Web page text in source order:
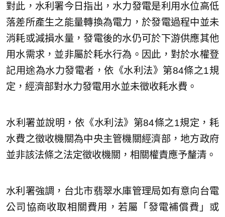
對此，水利署今日指出，水力發電是利用水位高低
落差所產生之能量轉換為電力，於發電過程中並未
消耗或減損水量，發電後的水仍可於下游供應其他
用水需求，並非屬於耗水行為。因此，對於水權登
記用途為水力發電者，依《水利法》第84條之1規
定，經濟部對水力發電用水並未徵收耗水費。
水利署並說明，依《水利法》第84條之1規定，耗
水費之徵收機關為中央主管機關經濟部，地方政府
並非該法條之法定徵收機關，相關權責應予釐清。
水利署強調，台北市翡翠水庫管理局如有意向台電
公司協商收取相關費用，若屬「發電補償費」或